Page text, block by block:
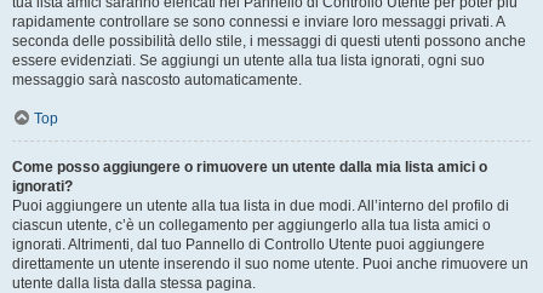
rapidamente controllare se sono connessi e inviare loro messaggi privati. A
seconda delle possibilità dello stile, i messaggi di questi utenti possono anche
essere evidenziati. Se aggiungi un utente alla tua lista ignorati, ogni suo
messaggio sarà nascosto automaticamente.
Top
Come posso aggiungere o rimuovere un utente dalla mia lista amici o
ignorati?
Puoi aggiungere un utente alla tua lista in due modi. All’interno del profilo di
ciascun utente, c’è un collegamento per aggiungerlo alla tua lista amici o
ignorati. Altrimenti, dal tuo Pannello di Controllo Utente puoi aggiungere
direttamente un utente inserendo il suo nome utente. Puoi anche rimuovere un
utente dalla lista dalla stessa pagina.